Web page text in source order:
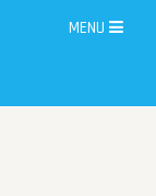
MENU